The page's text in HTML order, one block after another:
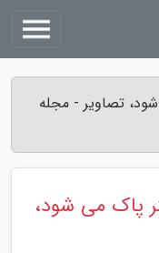
تصاویر - مجله
پاک می شود،